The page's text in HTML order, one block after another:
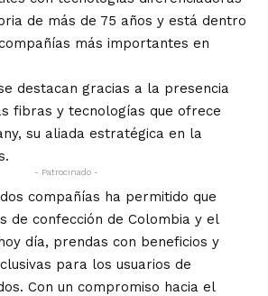
de más de 75 años y está dentro
más importantes en
destacan gracias a la presencia
fibras y tecnologías que ofrece
su aliada estratégica en la
- Patrocinado -
compañías ha permitido que
de confección de Colombia y el
día, prendas con beneficios y
para los usuarios de
Con un compromiso hacia el